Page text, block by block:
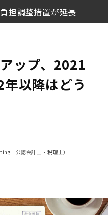
担調整措置が延長
も据え置きに
を発見したら
ップ、2021
以降はどう
公認会計士・税理士）